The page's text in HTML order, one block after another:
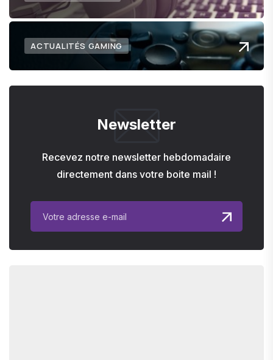
ACTUALITÉS GAMING
Newsletter
Recevez notre newsletter hebdomadaire
directement dans votre boite mail !